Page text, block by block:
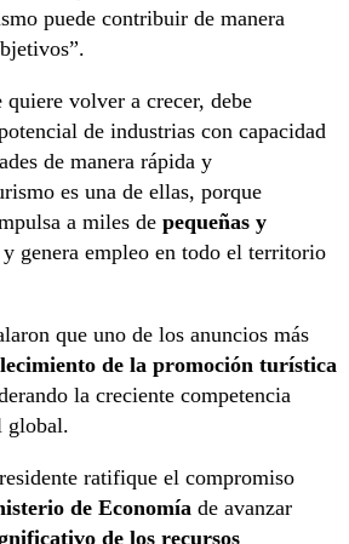
puede contribuir de manera
volver a crecer, debe
de industrias con capacidad
de manera rápida y
es una de ellas, porque
a miles de pequeñas y
y genera empleo en todo el territorio
que uno de los anuncios más
de la promoción turística
la creciente competencia
global.
ratifique el compromiso
de Economía de avanzar
de los recursos